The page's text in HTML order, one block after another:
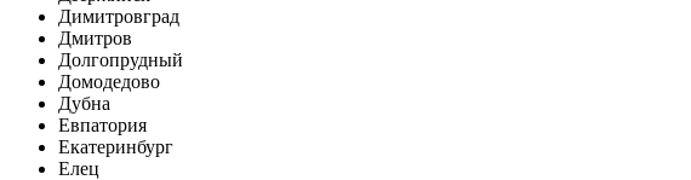
Димитровград
Дмитров
Долгопрудный
Домодедово
Дубна
Евпатория
Екатеринбург
Елец